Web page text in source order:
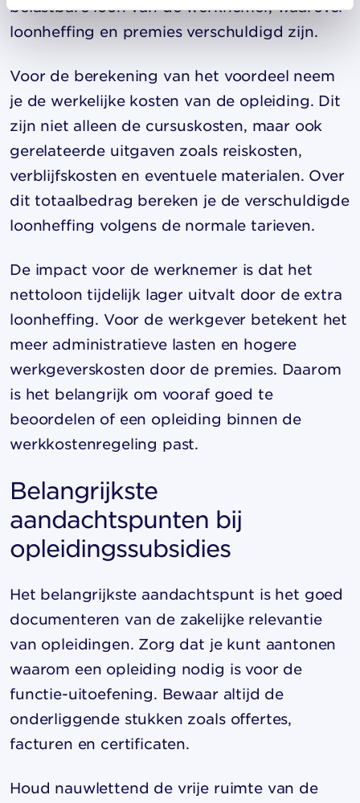
belastbare loon van de werknemer, waarover
loonheffing en premies verschuldigd zijn.
Voor de berekening van het voordeel neem
je de werkelijke kosten van de opleiding. Dit
zijn niet alleen de cursuskosten, maar ook
gerelateerde uitgaven zoals reiskosten,
verblijfskosten en eventuele materialen. Over
dit totaalbedrag bereken je de verschuldigde
loonheffing volgens de normale tarieven.
De impact voor de werknemer is dat het
nettoloon tijdelijk lager uitvalt door de extra
loonheffing. Voor de werkgever betekent het
meer administratieve lasten en hogere
werkgeverskosten door de premies. Daarom
is het belangrijk om vooraf goed te
beoordelen of een opleiding binnen de
werkkostenregeling past.
Belangrijkste
aandachtspunten bij
opleidingssubsidies
Het belangrijkste aandachtspunt is het goed
documenteren van de zakelijke relevantie
van opleidingen. Zorg dat je kunt aantonen
waarom een opleiding nodig is voor de
functie-uitoefening. Bewaar altijd de
onderliggende stukken zoals offertes,
facturen en certificaten.
Houd nauwlettend de vrije ruimte van de